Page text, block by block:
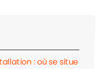
: où se situe